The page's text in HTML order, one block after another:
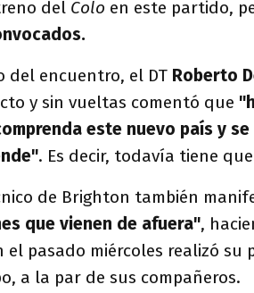
del Colo en este partido,
del encuentro, el DT Roberto
y sin vueltas comentó que
este nuevo país y
. Es decir, todavía tiene
de Brighton también
que vienen de afuera",
el pasado miércoles realizó
a la par de sus compañeros.